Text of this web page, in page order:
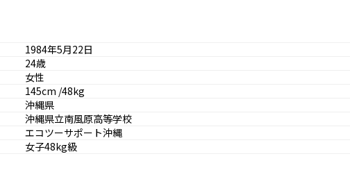
1984年5月22日
24歳
女性
145cm /48kg
沖縄県
沖縄県立南風原高等学校
エコツーサポート沖縄
女子48kg級